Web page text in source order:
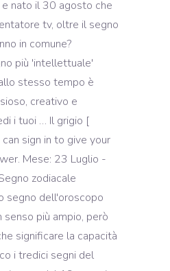
nato il 30 agosto che
tv, oltre il segno
in comune?
più 'intellettuale'
stesso tempo è
creativo e
i tuoi … Il grigio [
sign in to give your
Mese: 23 Luglio -
zodiacale
segno dell'oroscopo
senso più ampio, però
significare la capacità
i tredici segni del